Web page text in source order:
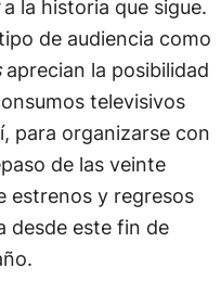
la historia que sigue.
de audiencia como
aprecian la posibilidad
televisivos
para organizarse con
de las veinte
estrenos y regresos
desde este fin de